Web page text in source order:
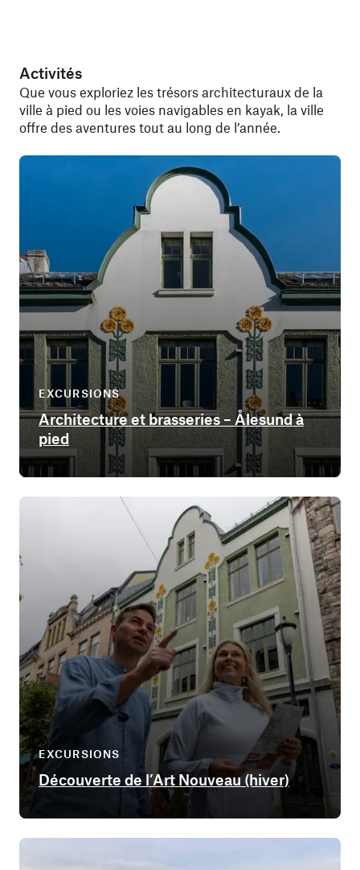
Activités
Que vous exploriez les trésors architecturaux de la
ville à pied ou les voies navigables en kayak, la ville
offre des aventures tout au long de l’année.
EXCURSIONS
Architecture et brasseries – Ålesund à
pied
EXCURSIONS
Découverte de l’Art Nouveau (hiver)